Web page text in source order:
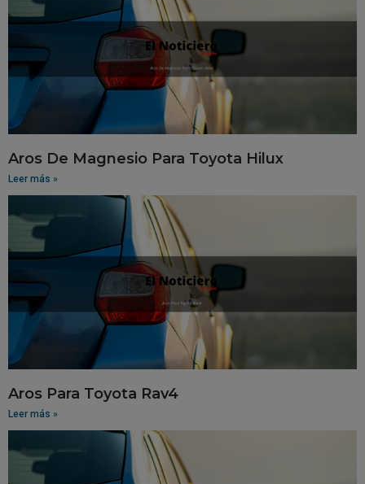
Aros De Magnesio Para Toyota Hilux
Leer más »
Aros Para Toyota Rav4
Leer más »